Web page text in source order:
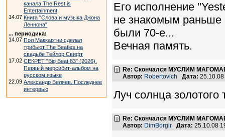
канала The Rest is
Entertainment
14.07 Книга "Слова и музыка Джона
Леннона"
... периодика:
14.07 Пол Маккартни сделал
трибьют The Beatles на
свадьбе Тейлор Свифт
17.02 СЕКРЕТ "Big Beat 83" (2026).
Первый мерсибит-альбом на
русском языке
22.09 Александр Беляев. Последнее
интервью
Его исполнение
не знакомым раньше
были 70-е...
Вечная память.
Re: Скончался МУСЛИМ
Автор: Robertovich Дата:
Луч солнца
Re: Скончался МУСЛИМ
Автор: DimBorgir Дата: 25.10.08